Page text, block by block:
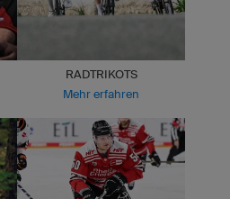
RADTRIKOTS
Mehr erfahren